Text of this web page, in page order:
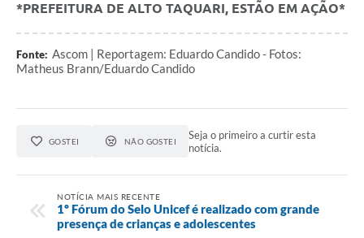
*PREFEITURA DE ALTO TAQUARI, ESTÃO EM AÇÃO*
Fonte: Ascom | Reportagem: Eduardo Candido - Fotos:
Matheus Brann/Eduardo Candido
GOSTEI NÃO GOSTEI
Seja o primeiro a curtir esta
notícia.
NOTÍCIA MAIS RECENTE
1º Fórum do Selo Unicef é realizado com grande
presença de crianças e adolescentes